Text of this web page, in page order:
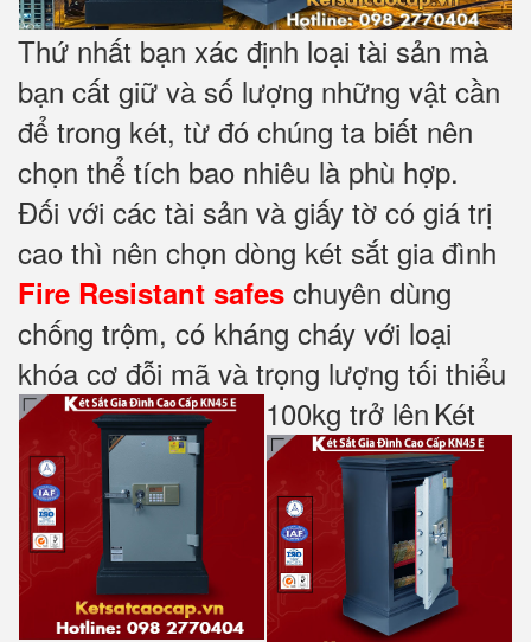
Thứ nhất bạn xác định loại tài sản mà
bạn cất giữ và số lượng những vật cần
để trong két, từ đó chúng ta biết nên
chọn thể tích bao nhiêu là phù hợp.
Đối với các tài sản và giấy tờ có giá trị
cao thì nên chọn dòng két sắt gia đình
Fire Resistant safes chuyên dùng
chống trộm, có kháng cháy với loại
khóa cơ đỗi mã và trọng lượng tối thiểu
100kg trở lên Két